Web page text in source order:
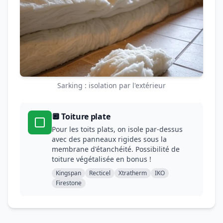
Sarking : isolation par l'extérieur
🔲 Toiture plate
Pour les toits plats, on isole par-dessus
avec des panneaux rigides sous la
membrane d'étanchéité. Possibilité de
toiture végétalisée en bonus !
Kingspan Recticel Xtratherm
IKO
Firestone